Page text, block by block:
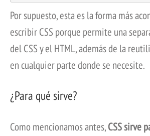
Por supuesto, esta es la forma más
escribir CSS porque permite una
del CSS y el HTML, además de la
en cualquier parte donde se necesite.
¿Para qué sirve?
Como mencionamos antes,CSS sirve